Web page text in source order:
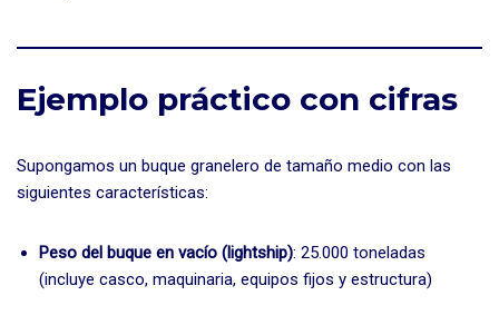
Ejemplo práctico con cifras
Supongamos un buque granelero de tamaño medio con las
siguientes características:
Peso del buque en vacío (lightship): 25.000 toneladas
(incluye casco, maquinaria, equipos fijos y estructura)